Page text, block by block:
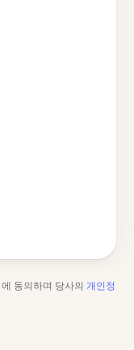
에 동의하며 당사의 개인정